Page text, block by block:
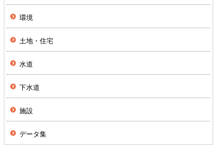
環境
土地・住宅
水道
下水道
施設
データ集